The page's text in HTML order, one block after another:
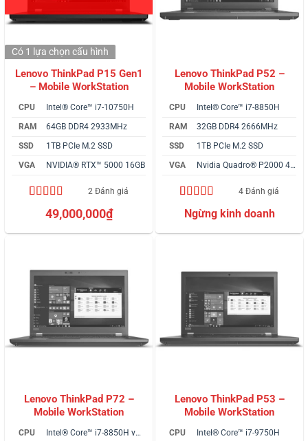
Lenovo ThinkPad P15 Gen1
– Mobile WorkStation
CPU
Intel® Core™ i7-10750H
RAM
64GB DDR4 2933MHz
SSD
1TB PCIe M.2 SSD
VGA
NVIDIA® RTX™ 5000 16GB
4.00trên
5 dựa trên
2 Đánh giá
49,000,000₫
Có 1 lựa chọn cấu hình
Lenovo ThinkPad P52 –
Mobile WorkStation
CPU
Intel® Core™ i7-8850H
RAM
32GB DDR4 2666MHz
SSD
1TB PCIe M.2 SSD
VGA
Nvidia Quadro® P2000 4GB
5.00 trên 5
dựa trên
4
4 Đánh giá
Lenovo ThinkPad P72 –
Mobile WorkStation
CPU
Intel® Core™ i7-8850H vPro
Lenovo ThinkPad P53 –
Mobile WorkStation
CPU
Intel® Core™ i7-9750H